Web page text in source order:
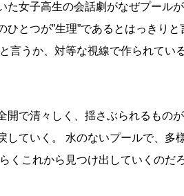
女子高生の会話劇がなぜプール
とつが”生理”であるとはっきりと
言うか、対等な視線で作られてい
で清々しく、揺さぶられるもの
ていく。 水のないプールで、多
くこれから見つけ出していくのだろ